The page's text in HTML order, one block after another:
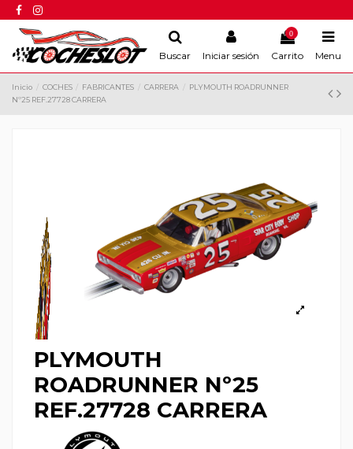
Buscar Iniciar sesión
0
Carrito Menu
Inicio COCHES FABRICANTES CARRERA
PLYMOUTH ROADRUNNER
Nº25 REF.27728 CARRERA
PLYMOUTH
ROADRUNNER Nº25
REF.27728 CARRERA